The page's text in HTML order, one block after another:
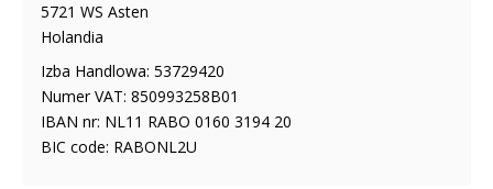
5721 WS Asten
Holandia
Izba Handlowa: 53729420
Numer VAT: 850993258B01
IBAN nr: NL11 RABO 0160 3194 20
BIC code: RABONL2U